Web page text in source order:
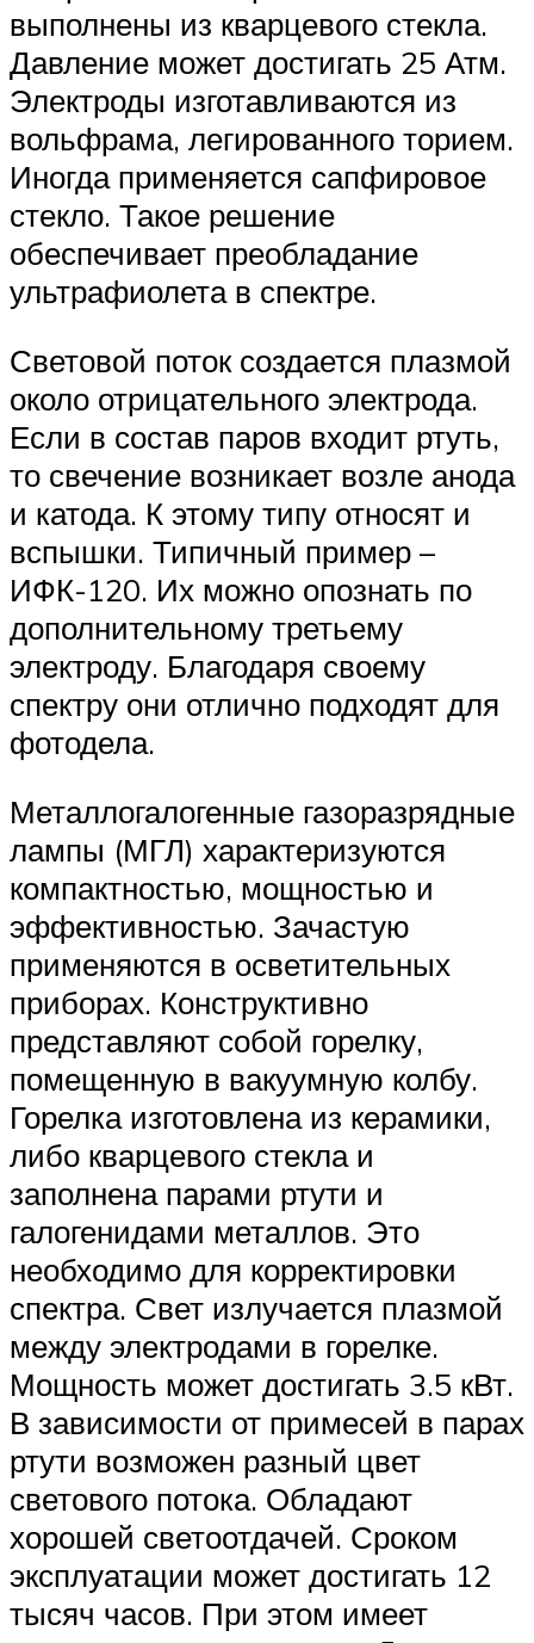
выполнены из кварцевого стекла.
Давление может достигать 25 Атм.
Электроды изготавливаются из
вольфрама, легированного торием.
Иногда применяется сапфировое
стекло. Такое решение
обеспечивает преобладание
ультрафиолета в спектре.
Световой поток создается плазмой
около отрицательного электрода.
Если в состав паров входит ртуть,
то свечение возникает возле анода
и катода. К этому типу относят и
вспышки. Типичный пример –
ИФК-120. Их можно опознать по
дополнительному третьему
электроду. Благодаря своему
спектру они отлично подходят для
фотодела.
Металлогалогенные газоразрядные
лампы (МГЛ) характеризуются
компактностью, мощностью и
эффективностью. Зачастую
применяются в осветительных
приборах. Конструктивно
представляют собой горелку,
помещенную в вакуумную колбу.
Горелка изготовлена из керамики,
либо кварцевого стекла и
заполнена парами ртути и
галогенидами металлов. Это
необходимо для корректировки
спектра. Свет излучается плазмой
между электродами в горелке.
Мощность может достигать 3.5 кВт.
В зависимости от примесей в парах
ртути возможен разный цвет
светового потока. Обладают
хорошей светоотдачей. Сроком
эксплуатации может достигать 12
тысяч часов. При этом имеет